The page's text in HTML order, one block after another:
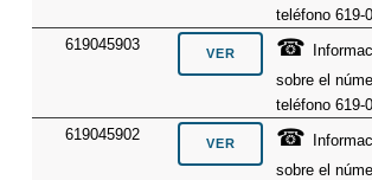
teléfono 619-
619045903
☎
sobre el
teléfono 619-
619045902
☎
sobre el